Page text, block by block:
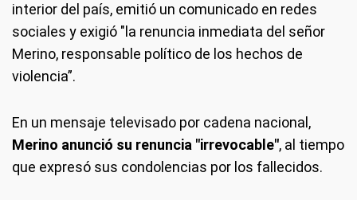
interior del país, emitió un comunicado en redes
sociales y exigió "la renuncia inmediata del señor
Merino, responsable político de los hechos de
violencia”.
En un mensaje televisado por cadena nacional,
Merino anunció su renuncia "irrevocable", al tiempo
que expresó sus condolencias por los fallecidos.